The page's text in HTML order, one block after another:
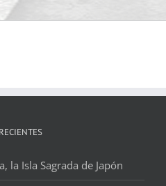
la Isla Sagrada de Japón